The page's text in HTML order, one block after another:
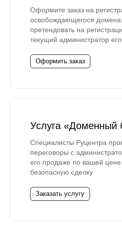
Оформите заказ на
освобождающегося
претендовать на
текущий администратор
Оформить заказ
Услуга «Доменный
Специалисты Руцентра
переговоры с
его продаже по вашей цене
безопасную сделку.
Заказать услугу